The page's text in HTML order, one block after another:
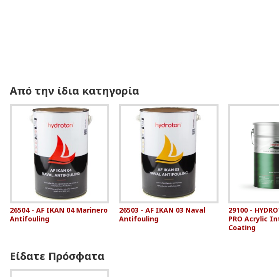
Από την ίδια κατηγορία
26504 - AF IKAN 04 Marinero
Antifouling
26503 - AF IKAN 03 Naval
Antifouling
29100 -
PRO Acrylic
Coating
Είδατε Πρόσφατα